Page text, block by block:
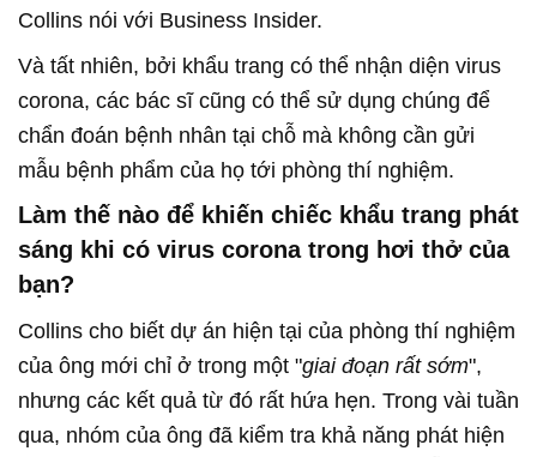
Collins nói với Business Insider.
Và tất nhiên, bởi khẩu trang có thể nhận diện virus
corona, các bác sĩ cũng có thể sử dụng chúng để
chẩn đoán bệnh nhân tại chỗ mà không cần gửi
mẫu bệnh phẩm của họ tới phòng thí nghiệm.
Làm thế nào để khiến chiếc khẩu trang phát
sáng khi có virus corona trong hơi thở của
bạn?
Collins cho biết dự án hiện tại của phòng thí nghiệm
của ông mới chỉ ở trong một "giai đoạn rất sớm",
nhưng các kết quả từ đó rất hứa hẹn. Trong vài tuần
qua, nhóm của ông đã kiểm tra khả năng phát hiện